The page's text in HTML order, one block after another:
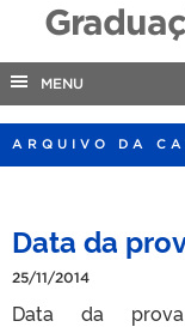
CONCURSOS
EDITAIS
PORTARIAS
TELEFONES
MENU
ARQUIVO DA
Data da
25/11/2014
Data da prova